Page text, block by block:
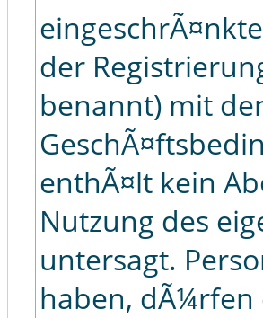
der
benannt) mit
enthÃ¤lt kein
Nutzung des
untersagt.
haben, dÃ¼rfen